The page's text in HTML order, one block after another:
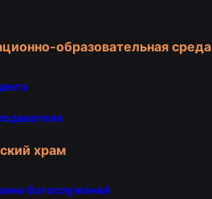
образовательная среда
храм
богослужений